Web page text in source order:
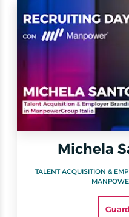
Michela
TALENT ACQUISITION &